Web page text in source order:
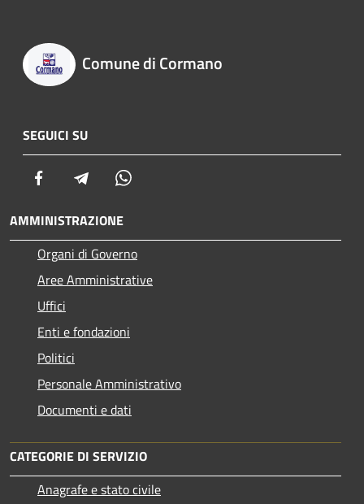
Comune di Cormano
SEGUICI SU
Facebook Telegram
AMMINISTRAZIONE
Organi di Governo
Aree Amministrative
Uffici
Enti e fondazioni
Politici
Personale Amministrativo
Documenti e dati
CATEGORIE DI SERVIZIO
Anagrafe e stato civile